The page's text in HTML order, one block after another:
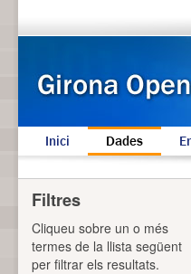
Inici Dades
Filtres
Cliqueu sobre un o més
termes de la llista següent
per filtrar els resultats.